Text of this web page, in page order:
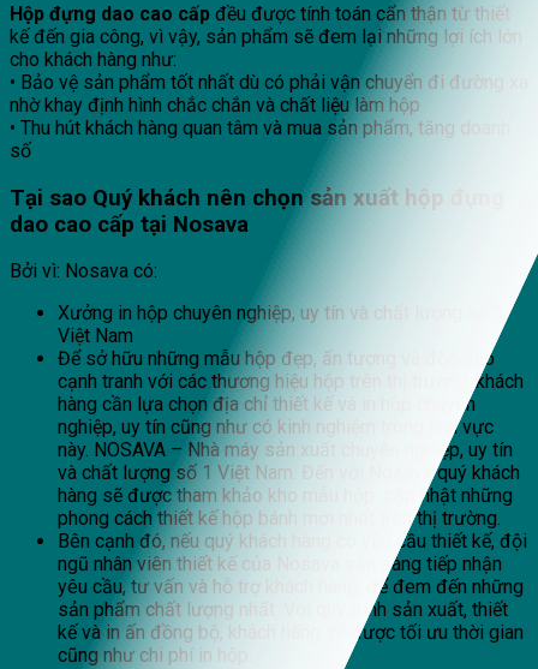
Hộp đựng dao cao cấp đều được tính toán cẩn thận từ thiết
kế đến gia công, vì vậy, sản phẩm sẽ đem lại những lợi ích lớn
cho khách hàng như:
• Bảo vệ sản phẩm tốt nhất dù có phải vận chuyển đi đường xa
nhờ khay định hình chắc chắn và chất liệu làm hộp
• Thu hút khách hàng quan tâm và mua sản phẩm, tăng doanh
số
Tại sao Quý khách nên chọn sản xuất hộp đựng
dao cao cấp tại Nosava
Bởi vì: Nosava có:
Xưởng in hộp chuyên nghiệp, uy tín và chất lượng số 1
Việt Nam
Để sở hữu những mẫu hộp đẹp, ấn tượng và độc đáo
cạnh tranh với các thương hiệu hộp trên thị trường, khách
hàng cần lựa chọn địa chỉ thiết kế và in hộp chuyên
nghiệp, uy tín cũng như có kinh nghiệm trong lĩnh vực
này. NOSAVA – Nhà máy sản xuất chuyên nghiệp, uy tín
và chất lượng số 1 Việt Nam. Đến với Nosava quý khách
hàng sẽ được tham khảo kho mẫu hộp cập nhật những
phong cách thiết kế hộp bánh mới nhất trên thị trường.
Bên cạnh đó, nếu quý khách hàng có yêu cầu thiết kế, đội
ngũ nhân viên thiết kế của Nosava sẵn sàng tiếp nhận
yêu cầu, tư vấn và hỗ trợ khách hàng, để đem đến những
sản phẩm chất lượng nhất. Với quy trình sản xuất, thiết
kế và in ấn đồng bộ, khách hàng sẽ được tối ưu thời gian
cũng như chi phí in hộp.